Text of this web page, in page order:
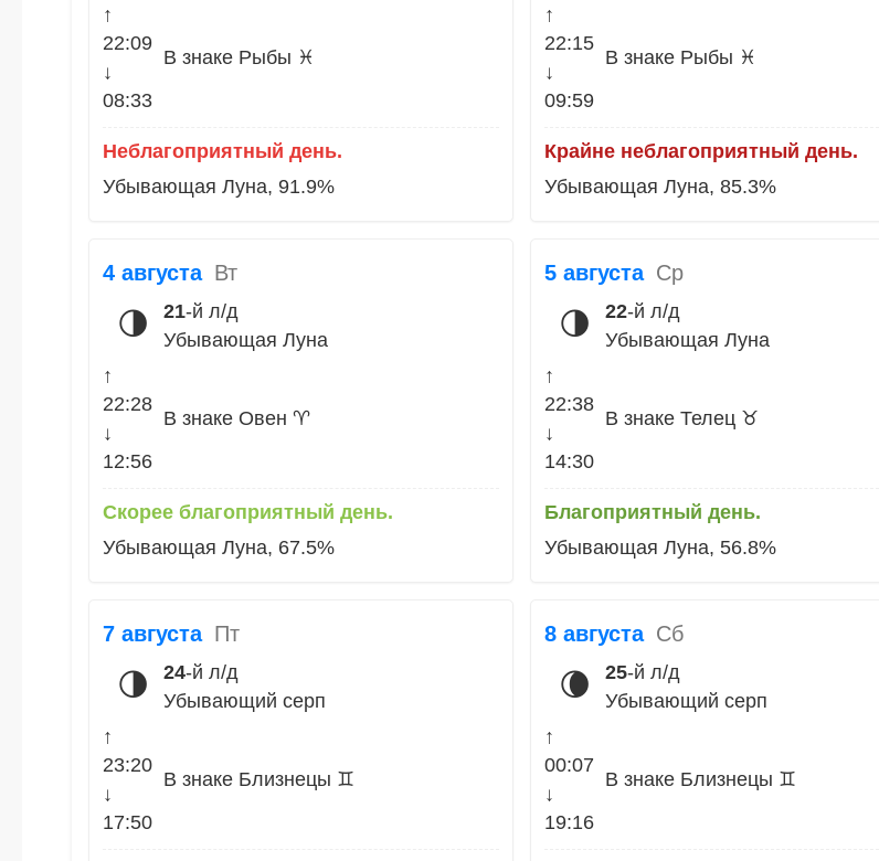
↑
22:09
↓
08:33
В знаке Рыбы ♓
Неблагоприятный день.
Убывающая Луна, 91.9%
↑
22:15
↓
09:59
В знаке Рыбы ♓
Крайне неблагоприятный день.
Убывающая Луна, 85.3%
4 августа Вт
🌗 21-й л/д
Убывающая Луна
↑
22:28
↓
12:56
В знаке Овен ♈
Скорее благоприятный день.
Убывающая Луна, 67.5%
5 августа Ср
🌗 22-й л/д
Убывающая Луна
↑
22:38
↓
14:30
В знаке Телец ♉
Благоприятный день.
Убывающая Луна, 56.8%
7 августа Пт
🌗 24-й л/д
Убывающий серп
↑
23:20
↓
17:50
В знаке Близнецы ♊
8 августа Сб
🌘 25-й л/д
Убывающий серп
↑
00:07
↓
19:16
В знаке Близнецы ♊